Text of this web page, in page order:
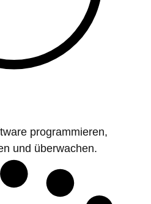
programmieren,
und überwachen.